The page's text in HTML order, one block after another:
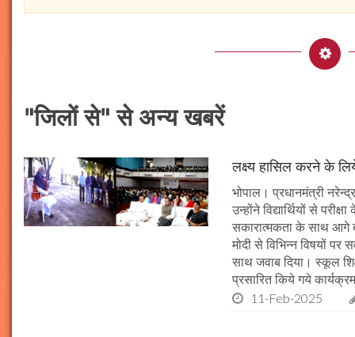
"जिलों से" से अन्य खबरें
लक्ष्य हासिल करने के
भोपाल। प्रधानमंत्री नरेन्द्र
उन्होंने विद्यार्थियों से
सकारात्मकता के साथ आगे
मोदी से विभिन्न विषयों
साथ जवाब दिया। स्कूल
प्रसारित किये गये
11-Feb-2025